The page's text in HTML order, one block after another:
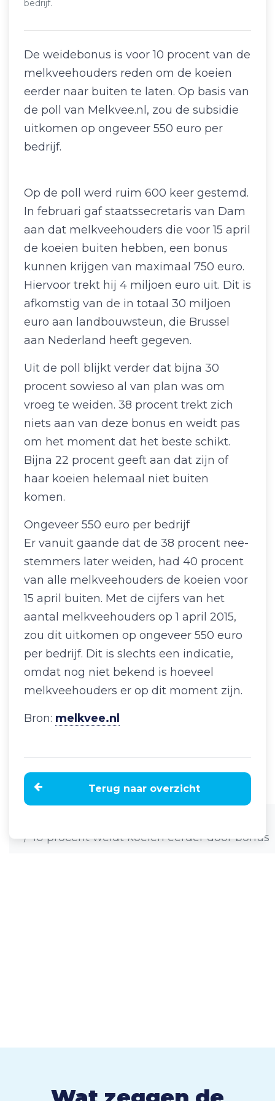
10 procent weidt koeien eerder door bonus
bedrijf.
De weidebonus is voor 10 procent van de
melkveehouders reden om de koeien
eerder naar buiten te laten. Op basis van
de poll van Melkvee.nl, zou de subsidie
uitkomen op ongeveer 550 euro per
bedrijf.
Op de poll werd ruim 600 keer gestemd.
In februari gaf staatssecretaris van Dam
aan dat melkveehouders die voor 15 april
de koeien buiten hebben, een bonus
kunnen krijgen van maximaal 750 euro.
Hiervoor trekt hij 4 miljoen euro uit. Dit is
afkomstig van de in totaal 30 miljoen
euro aan landbouwsteun, die Brussel
aan Nederland heeft gegeven.
Uit de poll blijkt verder dat bijna 30
procent sowieso al van plan was om
vroeg te weiden. 38 procent trekt zich
niets aan van deze bonus en weidt pas
om het moment dat het beste schikt.
Bijna 22 procent geeft aan dat zijn of
haar koeien helemaal niet buiten
komen.
Ongeveer 550 euro per bedrijf
Er vanuit gaande dat de 38 procent nee-
stemmers later weiden, had 40 procent
van alle melkveehouders de koeien voor
15 april buiten. Met de cijfers van het
aantal melkveehouders op 1 april 2015,
zou dit uitkomen op ongeveer 550 euro
per bedrijf. Dit is slechts een indicatie,
omdat nog niet bekend is hoeveel
melkveehouders er op dit moment zijn.
Bron: melkvee.nl
Terug naar overzicht